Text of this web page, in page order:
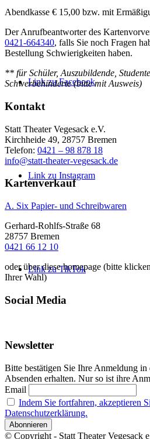
Link zu Facebook
Link zu Instagram
Link zu TikTok
Abendkasse € 15,00 bzw. mit
Der Anrufbeantworter des
0421-664340, falls Sie noch Fragen
Bestellung Schwierigkeiten haben.
** für Schüler, Auszubildende,
Schwerbehinderte (bitte mit Ausweis)
Kontakt
Statt Theater Vegesack e.V.
Kirchheide 49, 28757 Bremen
Telefon: 0421 – 98 878 18
info@statt-theater-vegesack.de
Kartenverkauf
A. Six Papier- und Schreibwaren
Gerhard-Rohlfs-Straße 68
28757 Bremen
0421 66 12 10
oder über diese homepage (bitte
Ihrer Wahl)
Social Media
Newsletter
Bitte bestätigen Sie Ihre Anmeldung
Absenden erhalten. Nur so ist ihre
Email
Indem Sie fortfahren, akzeptieren
Datenschutzerklärung.
© Copyright - Statt Theater Vegesack